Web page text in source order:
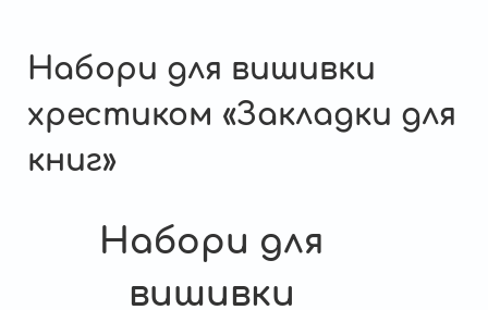
Набори для вишивки
хрестиком «Закладки для
книг»
Набори для
вишивки